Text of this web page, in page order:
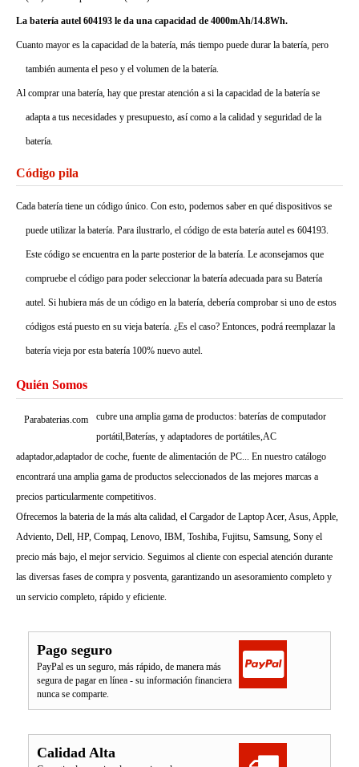
La batería autel 604193 le da una capacidad de 4000mAh/14.8Wh.
Cuanto mayor es la capacidad de la batería, más tiempo puede durar la batería, pero
también aumenta el peso y el volumen de la batería.
Al comprar una batería, hay que prestar atención a si la capacidad de la batería se
adapta a tus necesidades y presupuesto, así como a la calidad y seguridad de la
batería.
Código pila
Cada batería tiene un código único. Con esto, podemos saber en qué dispositivos se
puede utilizar la batería. Para ilustrarlo, el código de esta batería autel es 604193.
Este código se encuentra en la parte posterior de la batería. Le aconsejamos que
compruebe el código para poder seleccionar la batería adecuada para su Batería
autel. Si hubiera más de un código en la batería, debería comprobar si uno de estos
códigos está puesto en su vieja batería. ¿Es el caso? Entonces, podrá reemplazar la
batería vieja por esta batería 100% nuevo autel.
Quién Somos
Parabaterias.com
cubre una amplia gama de productos: baterías de computador
portátil,Baterías, y adaptadores de portátiles,AC
adaptador,adaptador de coche, fuente de alimentación de PC... En nuestro catálogo
encontrará una amplia gama de productos seleccionados de las mejores marcas a
precios particularmente competitivos.
Ofrecemos la bateria de la más alta calidad, el Cargador de Laptop Acer, Asus, Apple,
Adviento, Dell, HP, Compaq, Lenovo, IBM, Toshiba, Fujitsu, Samsung, Sony el
precio más bajo, el mejor servicio. Seguimos al cliente con especial atención durante
las diversas fases de compra y posventa, garantizando un asesoramiento completo y
un servicio completo, rápido y eficiente.
Pago seguro
PayPal es un seguro, más rápido, de manera más
segura de pagar en línea - su información financiera
nunca se comparte.
Calidad Alta